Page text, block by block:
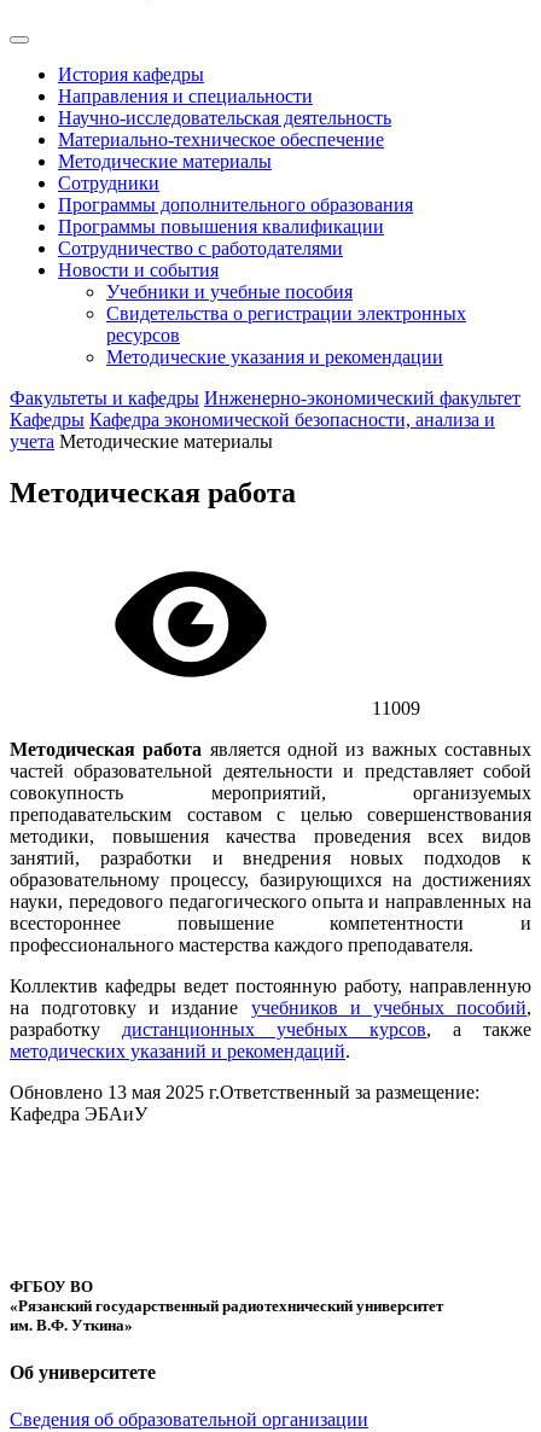
История кафедры
Направления и специальности
Научно-исследовательская деятельность
Материально-техническое обеспечение
Методические материалы
Сотрудники
Программы дополнительного образования
Программы повышения квалификации
Сотрудничество с работодателями
Новости и события
Учебники и учебные пособия
Свидетельства о регистрации электронных
ресурсов
Методические указания и рекомендации
Факультеты и кафедры Инженерно-экономический факультет
Кафедры Кафедра экономической безопасности, анализа и
учета Методические материалы
Методическая работа
11009
Методическая работа является одной из важных составных
частей образовательной деятельности и представляет собой
совокупность мероприятий, организуемых
преподавательским составом с целью совершенствования
методики, повышения качества проведения всех видов
занятий, разработки и внедрения новых подходов к
образовательному процессу, базирующихся на достижениях
науки, передового педагогического опыта и направленных на
всестороннее повышение компетентности и
профессионального мастерства каждого преподавателя.
Коллектив кафедры ведет постоянную работу, направленную
на подготовку и издание учебников и учебных пособий,
разработку дистанционных учебных курсов, а также
методических указаний и рекомендаций.
Обновлено 13 мая 2025 г.Ответственный за размещение:
Кафедра ЭБАиУ
ФГБОУ ВО
«Рязанский государственный радиотехнический университет
им. В.Ф. Уткина»
Об университете
Сведения об образовательной организации